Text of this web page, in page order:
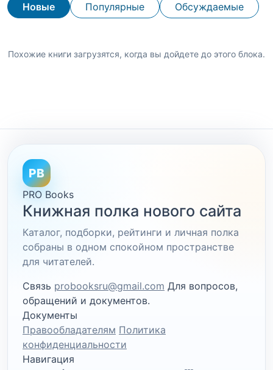
Новые Популярные Обсуждаемые
Похожие книги загрузятся, когда вы дойдете до этого блока.
PB
PRO Books
Книжная полка нового сайта
Каталог, подборки, рейтинги и личная полка
собраны в одном спокойном пространстве
для читателей.
Связь probooksru@gmail.com Для вопросов,
обращений и документов.
Документы
Правообладателям Политика
конфиденциальности
Навигация